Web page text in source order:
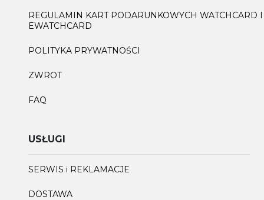
REGULAMIN KART PODARUNKOWYCH WATCHCARD I
EWATCHCARD
POLITYKA PRYWATNOŚCI
ZWROT
FAQ
USŁUGI
SERWIS i REKLAMACJE
DOSTAWA